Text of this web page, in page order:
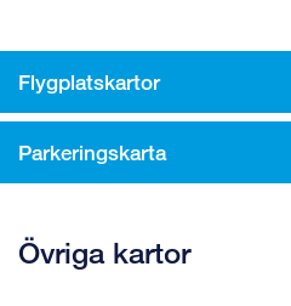
Flygplatskartor
Parkeringskarta
Övriga kartor